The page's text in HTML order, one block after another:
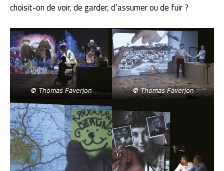
choisit-on de voir, de garder, d’assumer ou de fuir ?
© Thomas Faverjon © Thomas Faverjon